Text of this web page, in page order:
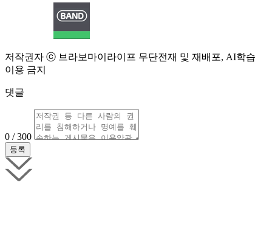
저작권자 ⓒ 브라보마이라이프 무단전재 및 재배포, AI학습
이용 금지
댓글
0 / 300